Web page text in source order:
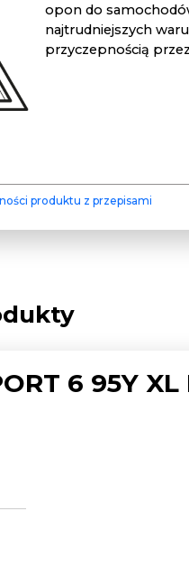
opon do
najtrudniejszych
przyczepnością
produktu z przepisami
6 95Y XL